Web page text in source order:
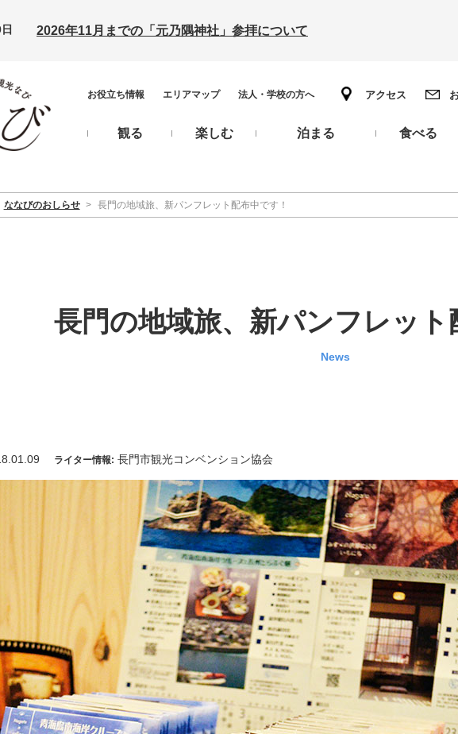
2026年11月までの「元乃隅神社」参拝について
お役立ち情報 エリアマップ 法人・学校の方へ アクセス
観る 楽しむ 泊まる 食べる
ななびのおしらせ > 長門の地域旅、新パンフレット配布中です！
長門の地域旅、新パンフレット
News
ライター情報: 長門市観光コンベンション協会